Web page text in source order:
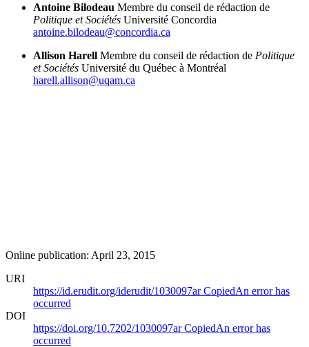
Antoine Bilodeau Membre du conseil de rédaction de
Politique et Sociétés Université Concordia
antoine.bilodeau@concordia.ca
Allison Harell Membre du conseil de rédaction de Politique
et Sociétés Université du Québec à Montréal
harell.allison@uqam.ca
Online publication: April 23, 2015
URI
https://id.erudit.org/iderudit/1030097arCopiedAn error has
occurred
DOI
https://doi.org/10.7202/1030097arCopiedAn error has
occurred